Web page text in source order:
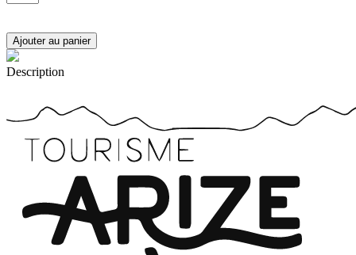
Description